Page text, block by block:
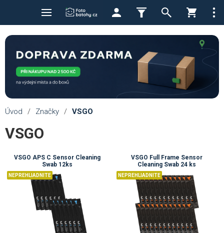
Úvod / Značky / VSGO
VSGO
VSGO APS C Sensor Cleaning
Swab 12ks
NEPREHLIADNITE
VSGO Full Frame Sensor
Cleaning Swab 24 ks
NEPREHLIADNITE